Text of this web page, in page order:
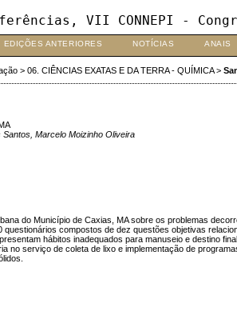
VII CONNEPI -
EDIÇÕES ANTERIORES NOTÍCIAS ANAIS
> 06. CIÊNCIAS EXATAS E DA TERRA - QUÍMICA>
Marcelo Moizinho Oliveira
do Município de Caxias, MA sobre os problemas
compostos de dez questões objetivas
hábitos inadequados para manuseio e destino
serviço de coleta de lixo e implementação de